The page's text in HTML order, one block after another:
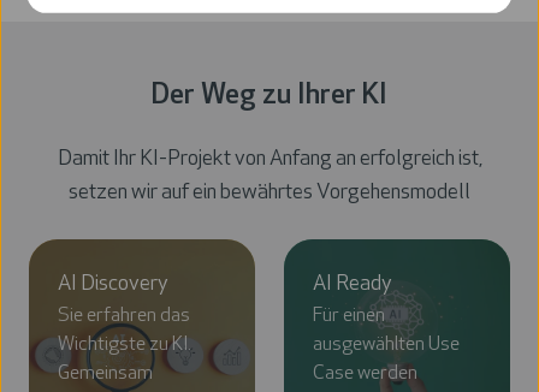
Der Weg zu Ihrer KI
Damit Ihr KI-Projekt von Anfang an erfolgreich ist,
setzen wir auf ein bewährtes Vorgehensmodell
AI Discovery
Sie erfahren das
Wichtigste zu KI.
Gemeinsam
AI Ready
Für einen
ausgewählten Use
Case werden